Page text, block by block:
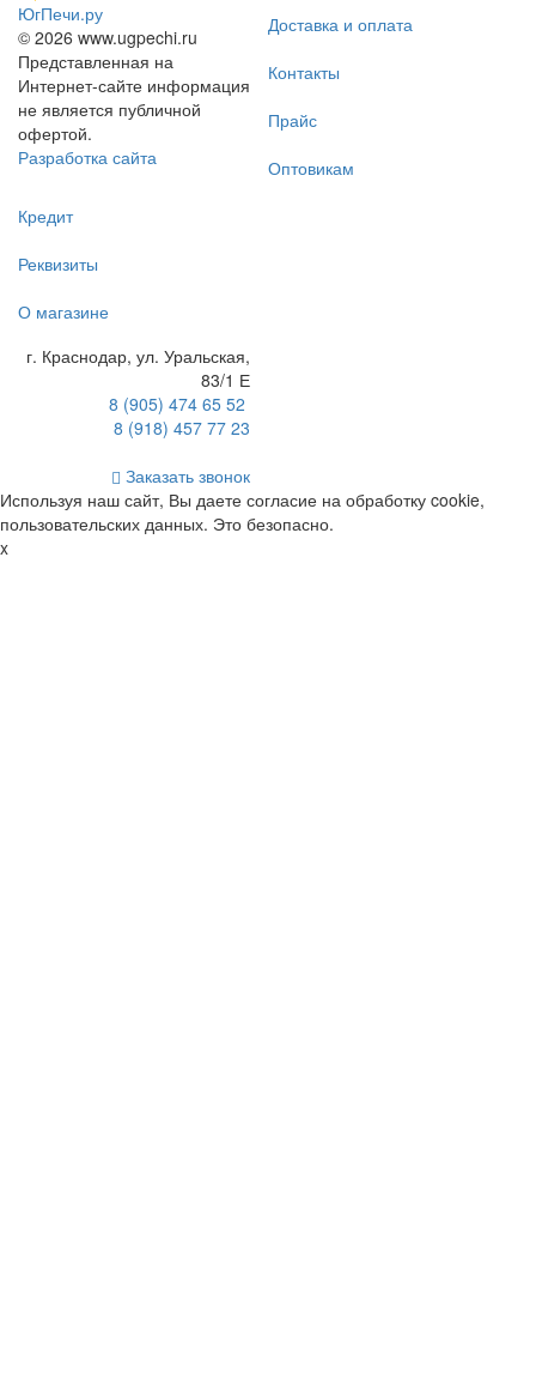
ЮгПечи.ру
© 2026 www.ugpechi.ru
Представленная на
Интернет-сайте информация
не является публичной
офертой.
Разработка сайта
Доставка и оплата
Контакты
Прайс
Оптовикам
Кредит
Реквизиты
О магазине
г. Краснодар, ул. Уральская,
83/1 Е
8 (905) 474 65 52
8 (918) 457 77 23
Заказать звонок
Используя наш сайт, Вы даете согласие на обработку cookie,
пользовательских данных. Это безопасно.
x